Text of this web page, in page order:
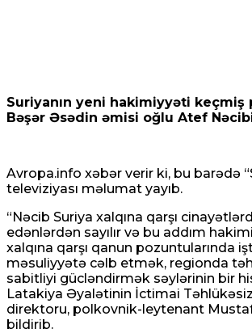
Suriyanın yeni hakimiyyəti keçmiş
Bəşər Əsədin əmisi oğlu Atef
Avropa.info xəbər verir ki, bu barədə
televiziyası məlumat yayıb.
“Nəcib Suriya xalqına qarşı
edənlərdən sayılır və bu addım
xalqına qarşı qanun pozuntularında
məsuliyyətə cəlb etmək, regionda
sabitliyi gücləndirmək səylərinin bir
Latakiya Əyalətinin İctimai
direktoru, polkovnik-leytenant
bildirib.